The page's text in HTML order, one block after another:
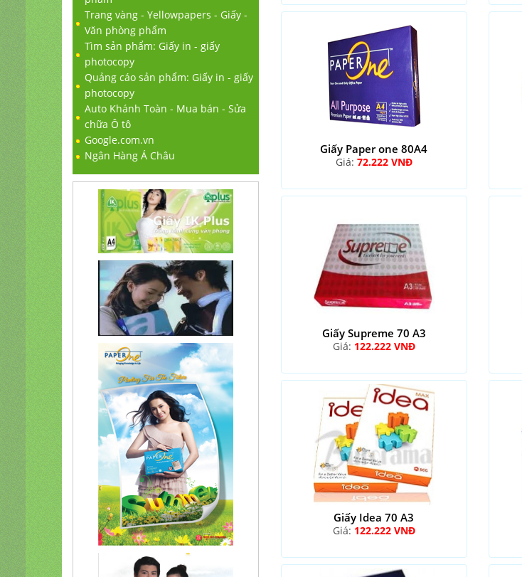
Trang vàng - Yellowpapers - Giấy -
Văn phòng phẩm
Tìm sản phẩm: Giấy in - giấy
photocopy
Quảng cáo sản phẩm: Giấy in - giấy
photocopy
Auto Khánh Toàn - Mua bán - Sửa
chữa Ô tô
Google.com.vn
Ngân Hàng Á Châu
Giấy Paper one 80A4
Giá: 72.222 VNĐ
Giấy Supreme 70 A3
Giá: 122.222 VNĐ
Giấy Idea 70 A3
Giá: 122.222 VNĐ